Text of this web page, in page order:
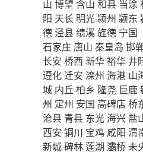
山 博望 含山 和县 当涂
阳 天长 明光颍州 颍东
德 泾县绩溪旌德 宁国
石家庄 唐山 秦皇岛 邯
长安 桥西 新华裕华 井
遵化迁安 滦州 海港 山
城 内丘 柏乡 隆尧 巨鹿
州 定州 安国 高碑店 桥
沧县 青县 东光 海兴 盐
西安 铜川 宝鸡 咸阳 渭
新城碑林莲湖 灞桥未